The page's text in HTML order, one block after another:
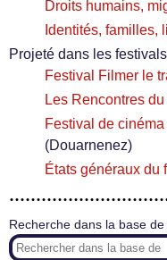
Droits humains,
Identités, familles,
Projeté dans les
Festival Filmer le
Les Rencontres du
Festival de
(Douarnenez)
États généraux du
Recherche dans la base